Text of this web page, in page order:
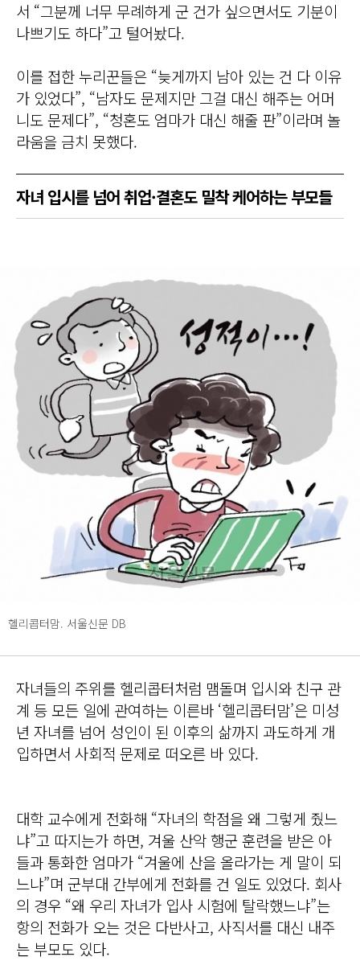
서 “그분께 너무 무례하게 군 건가 싶으면서도 기분이
나쁘기도 하다”고 털어놨다.
이를 접한 누리꾼들은 “늦게까지 남아 있는 건 다 이유
가 있었다”, “남자도 문제지만 그걸 대신 해주는 어머
니도 문제다”, “청혼도 엄마가 대신 해줄 판”이라며 놀
라움을 금치 못했다.
자녀 입시를 넘어 취업·결혼도 밀착 케어하는 부모들
헬리콥터맘. 서울신문 DB
자녀들의 주위를 헬리콥터처럼 맴돌며 입시와 친구 관
계 등 모든 일에 관여하는 이른바 ‘헬리콥터맘’은 미성
년 자녀를 넘어 성인이 된 이후의 삶까지 과도하게 개
입하면서 사회적 문제로 떠오른 바 있다.
대학 교수에게 전화해 “자녀의 학점을 왜 그렇게 줬느
냐”고 따지는가 하면, 겨울 산악 행군 훈련을 받은 아
들과 통화한 엄마가 “겨울에 산을 올라가는 게 말이 되
느냐”며 군부대 간부에게 전화를 건 일도 있었다. 회사
의 경우 “왜 우리 자녀가 입사 시험에 탈락했느냐”는
항의 전화가 오는 것은 다반사고, 사직서를 대신 내주
는 부모도 있다.